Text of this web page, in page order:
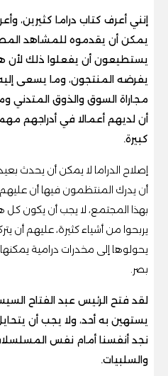
إنني أعرف كتاب دراما كثيرين،
يمكن أن يقدموه للمشاهد
يستطيعون أن يفعلوا ذلك لأن
يفرضه المنتجون، وما يسعى
مجاراة السوق والذوق المتدني
أن لديهم أعمالا في أدراجهم
كبيرة.
إصلاح الدراما لا يمكن أن يحدث
أن يدرك المنتظمون فيها أن
بهذا المجتمع، لا يجب أن يكون
يربحوا من أشياء كثيرة، عليهم أن
يحولوها إلى مخدرات درامية
بصر.
لقد فتح الرئيس عبد الفتاح
يستهين به أحد، ولا يجب أن
نجد أنفسنا أمام نفس
والسلبيات.